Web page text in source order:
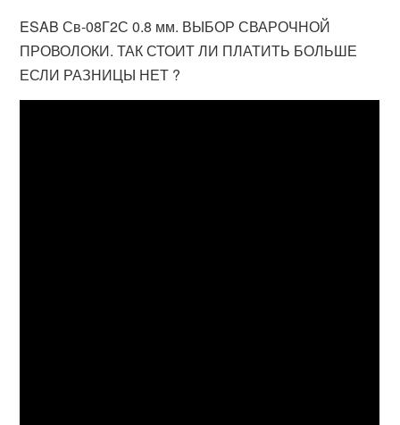
ESAB Св-08Г2С 0.8 мм. ВЫБОР СВАРОЧНОЙ
ПРОВОЛОКИ. ТАК СТОИТ ЛИ ПЛАТИТЬ БОЛЬШЕ
ЕСЛИ РАЗНИЦЫ НЕТ ?